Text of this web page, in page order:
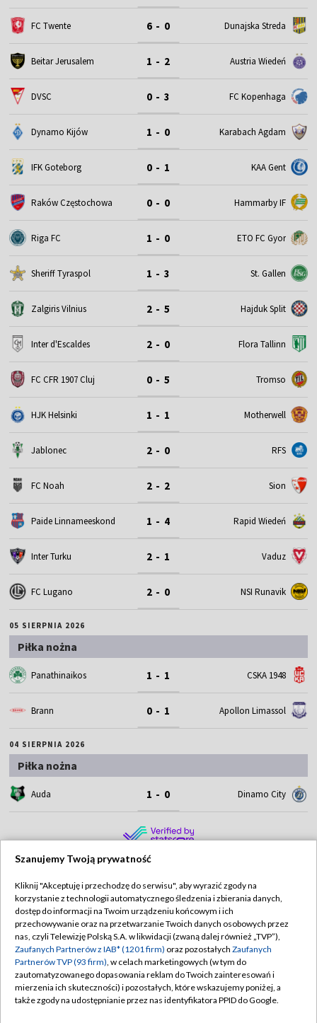
FC Twente 6 - 0 Dunajska Streda
Beitar Jerusalem 1 - 2 Austria Wiedeń
DVSC 0 - 3 FC Kopenhaga
Dynamo Kijów 1 - 0 Karabach Agdam
IFK Goteborg 0 - 1 KAA Gent
Raków Częstochowa 0 - 0 Hammarby IF
Riga FC 1 - 0 ETO FC Gyor
Sheriff Tyraspol 1 - 3 St. Gallen
Zalgiris Vilnius 2 - 5 Hajduk Split
Inter d'Escaldes 2 - 0 Flora Tallinn
FC CFR 1907 Cluj 0 - 5 Tromso
HJK Helsinki 1 - 1 Motherwell
Jablonec 2 - 0 RFS
FC Noah 2 - 2 Sion
Paide Linnameeskond 1 - 4 Rapid Wiedeń
Inter Turku 2 - 1 Vaduz
FC Lugano 2 - 0 NSI Runavik
05 SIERPNIA 2026
Piłka nożna
Panathinaikos 1 - 1 CSKA 1948
Brann 0 - 1 Apollon Limassol
04 SIERPNIA 2026
Piłka nożna
Auda 1 - 0 Dinamo City
TVP
Abonament TVP
Sklep TVP
Biuro Reklamy
Oferta Handlowa
Regulamin TVP
Polityka prywatności
Moje zgody
Biuro reklamy
Szanujemy Twoją prywatność
Kliknij "Akceptuję i przechodzę do serwisu", aby wyrazić zgody na
korzystanie z technologii automatycznego śledzenia i zbierania danych,
dostęp do informacji na Twoim urządzeniu końcowym i ich
przechowywanie oraz na przetwarzanie Twoich danych osobowych przez
nas, czyli Telewizję Polską S.A. w likwidacji (zwaną dalej również „TVP”),
Zaufanych Partnerów z IAB* (1201 firm) oraz pozostałych Zaufanych
Partnerów TVP (93 firm), w celach marketingowych (w tym do
zautomatyzowanego dopasowania reklam do Twoich zainteresowań i
mierzenia ich skuteczności) i pozostałych, które wskazujemy poniżej, a
także zgody na udostępnianie przez nas identyfikatora PPID do Google.